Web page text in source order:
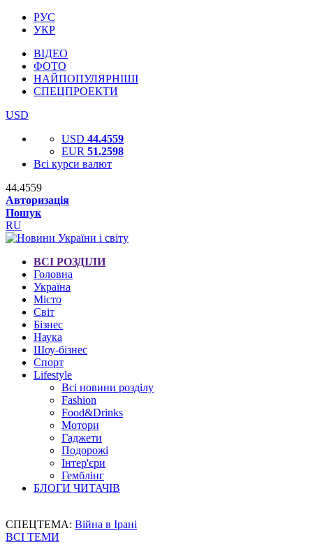
РУС
УКР
ВІДЕО
ФОТО
НАЙПОПУЛЯРНІШІ
СПЕЦПРОЕКТИ
USD
USD 44.4559
EUR 51.2598
Всі курси валют
44.4559
Авторизація
Пошук
RU
ВСІ РОЗДІЛИ
Головна
Україна
Місто
Світ
Бізнес
Наука
Шоу-бізнес
Спорт
Lifestyle
Всі новини розділу
Fashion
Food&Drinks
Мотори
Гаджети
Подорожі
Інтер'єри
Гемблінг
БЛОГИ ЧИТАЧІВ
СПЕЦТЕМА: Війна в Ірані
ВСІ ТЕМИ